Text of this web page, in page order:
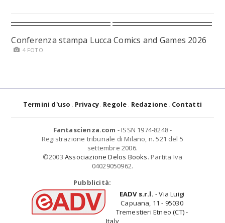
Conferenza stampa Lucca Comics and Games 2026
4 FOTO
Termini d'uso Privacy Regole Redazione Contatti
Fantascienza.com - ISSN 1974-8248 -
Registrazione tribunale di Milano, n. 521 del 5
settembre 2006.
©2003 Associazione Delos Books. Partita Iva
04029050962.
Pubblicità:
EADV s.r.l. - Via Luigi
Capuana, 11 - 95030
Tremestieri Etneo (CT) -
Italy